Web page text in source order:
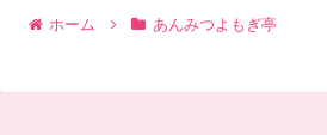
ホーム あんみつよもぎ亭